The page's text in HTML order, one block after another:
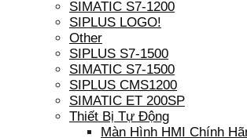
SIMATIC S7-1200
SIPLUS LOGO!
Other
SIPLUS S7-1500
SIMATIC S7-1500
SIPLUS CMS1200
SIMATIC ET 200SP
Thiết Bị Tự Động
Màn Hình HMI Chính